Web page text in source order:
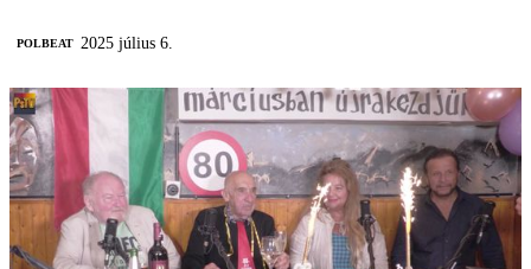
‎POLBEAT 2025 július 6.